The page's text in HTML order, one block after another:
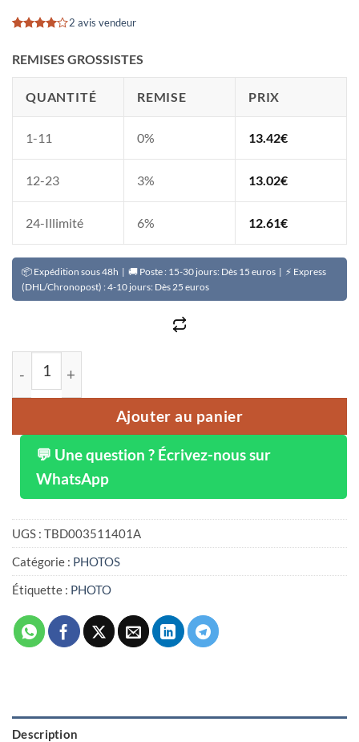
basé sur
2 avis vendeur
REMISES GROSSISTES
QUANTITÉ REMISE PRIX
1-11 0% 13.42€
12-23 3% 13.02€
24-Illimité 6% 12.61€
📦 Expédition sous 48h | 🚚 Poste : 15-30 jours: Dès 15 euros | ⚡ Express
(DHL/Chronopost) : 4-10 jours: Dès 25 euros
quantité de 2.4 pouces 16MP 720P Mini caméra
Ajouter au panier
💬 Une question ? Écrivez-nous sur
WhatsApp
UGS : TBD003511401A
Catégorie : PHOTOS
Étiquette : PHOTO
Description